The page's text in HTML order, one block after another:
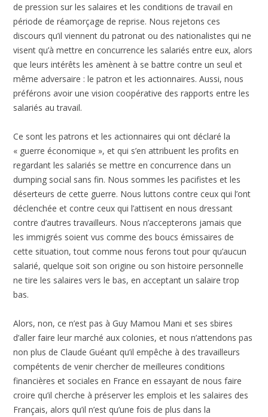
de pression sur les salaires et les conditions de travail en
période de réamorçage de reprise. Nous rejetons ces
discours qu’il viennent du patronat ou des nationalistes qui ne
visent qu’à mettre en concurrence les salariés entre eux, alors
que leurs intérêts les amènent à se battre contre un seul et
même adversaire : le patron et les actionnaires. Aussi, nous
préférons avoir une vision coopérative des rapports entre les
salariés au travail.
Ce sont les patrons et les actionnaires qui ont déclaré la
« guerre économique », et qui s’en attribuent les profits en
regardant les salariés se mettre en concurrence dans un
dumping social sans fin. Nous sommes les pacifistes et les
déserteurs de cette guerre. Nous luttons contre ceux qui l’ont
déclenchée et contre ceux qui l’attisent en nous dressant
contre d’autres travailleurs. Nous n’accepterons jamais que
les immigrés soient vus comme des boucs émissaires de
cette situation, tout comme nous ferons tout pour qu’aucun
salarié, quelque soit son origine ou son histoire personnelle
ne tire les salaires vers le bas, en acceptant un salaire trop
bas.
Alors, non, ce n’est pas à Guy Mamou Mani et ses sbires
d’aller faire leur marché aux colonies, et nous n’attendons pas
non plus de Claude Guéant qu’il empêche à des travailleurs
compétents de venir chercher de meilleures conditions
financières et sociales en France en essayant de nous faire
croire qu’il cherche à préserver les emplois et les salaires des
Français, alors qu’il n’est qu’une fois de plus dans la